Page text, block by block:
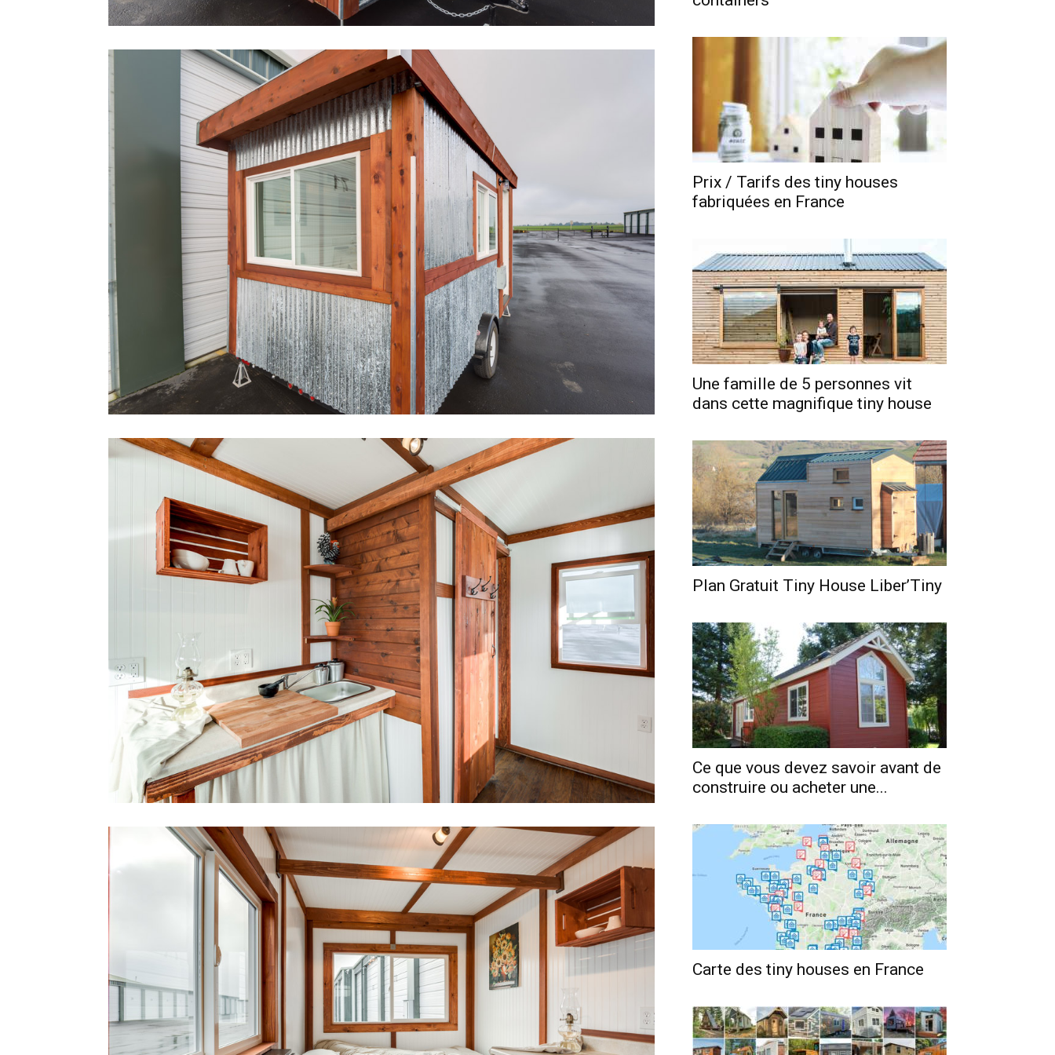
Prix / Tarifs des tiny houses
fabriquées en France
Une famille de 5 personnes vit
dans cette magnifique tiny house
Plan Gratuit Tiny House Liber’Tiny
Ce que vous devez savoir avant de
construire ou acheter une...
Carte des tiny houses en France